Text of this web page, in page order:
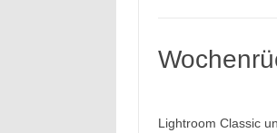
Lightroom Classic